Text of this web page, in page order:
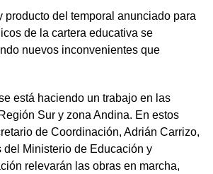
producto del temporal anunciado para
de la cartera educativa se
nuevos inconvenientes que
está haciendo un trabajo en las
Sur y zona Andina. En estos
de Coordinación, Adrián Carrizo,
del Ministerio de Educación y
relevarán las obras en marcha,